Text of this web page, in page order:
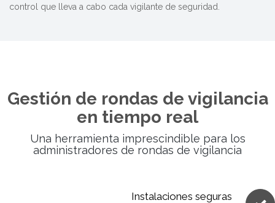
control que lleva a cabo cada vigilante de seguridad.
Gestión de rondas de vigilancia
en tiempo real
Una herramienta imprescindible para los
administradores de rondas de vigilancia
Instalaciones seguras